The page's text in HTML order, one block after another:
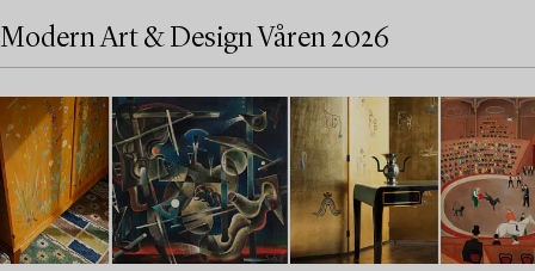
Modern Art & Design Våren 2026